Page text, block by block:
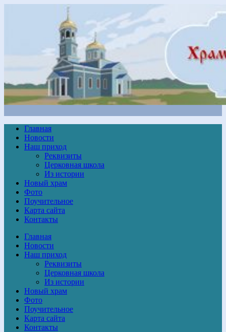
Главная
Новости
Наш приход
Реквизиты
Церковная школа
Из истории
Новый храм
Фото
Поучительное
Карта сайта
Контакты
Главная
Новости
Наш приход
Реквизиты
Церковная школа
Из истории
Новый храм
Фото
Поучительное
Карта сайта
Контакты